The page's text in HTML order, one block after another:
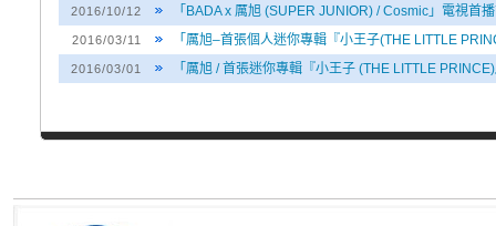
2016/10/12 「BADA x 厲旭 (SUPER JUNIOR) / Cosmic」電視首
2016/03/11 「厲旭–首張個人迷你專輯『小王子(THE LITTLE
2016/03/01 「厲旭 / 首張迷你專輯『小王子 (THE LITTLE